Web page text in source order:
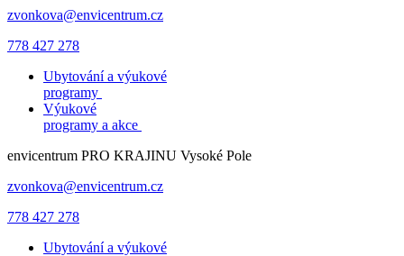
zvonkova@envicentrum.cz
778 427 278
Ubytování a výukové
programy
Výukové
programy a akce
envicentrum PRO KRAJINU Vysoké Pole
zvonkova@envicentrum.cz
778 427 278
Ubytování a výukové